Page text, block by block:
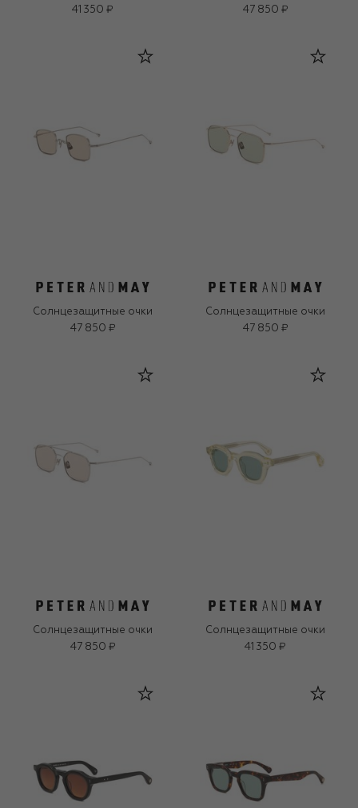
41 350 ₽
47 850 ₽
Солнцезащитные очки
47 850 ₽
Солнцезащитные очки
47 850 ₽
Солнцезащитные очки
47 850 ₽
Солнцезащитные очки
41 350 ₽